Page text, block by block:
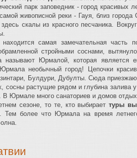
парк заповедник - город красивых
живописной реки - Гауя, близ
здесь скалы из красного песчаника.
самая замечательная часть
стройными соснами,
называют Юрмалой, которая является
необычный город! Цепочки
Булдури, Дубулты. Сюда
сосны растущие рядом и глубина залива
Юрмале много санаториев и домов
сезоне, то те, кто выбираеттуры
Тем более что Юрмала на время